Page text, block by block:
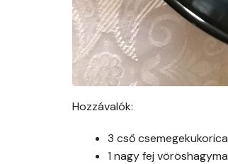
Hozzávalók:
3 cső csemegekukorica
1 nagy fej vöröshagyma